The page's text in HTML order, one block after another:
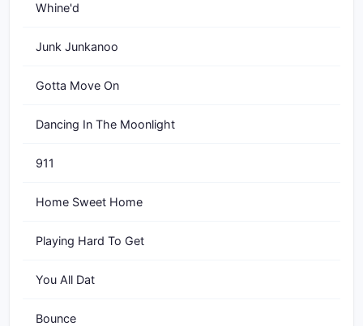
Whine'd
Junk Junkanoo
Gotta Move On
Dancing In The Moonlight
911
Home Sweet Home
Playing Hard To Get
You All Dat
Bounce